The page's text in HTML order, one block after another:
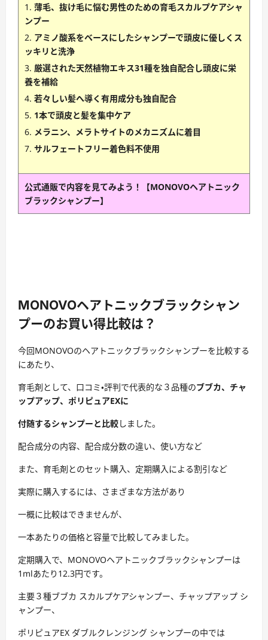
薄毛、抜け毛に悩む男性のための育毛スカルプケアシャ
ンプー
アミノ酸系をベースにしたシャンプーで頭皮に優しくス
ッキリと洗浄
厳選された天然植物エキス31種を独自配合し頭皮に栄
養を補給
若々しい髪へ導く有用成分も独自配合
1本で頭皮と髪を集中ケア
メラニン、メラトサイトのメカニズムに着目
サルフェートフリー着色料不使用
公式通販で内容を見てみよう！【MONOVOヘアトニック
ブラックシャンプー】
MONOVOヘアトニックブラックシャン
プーのお買い得比較は？
今回MONOVOのヘアトニックブラックシャンプーを比較する
にあたり、
育毛剤として、口コミ・評判で代表的な３品種のブブカ、チャ
ップアップ、ポリピュアEXに
付随するシャンプーと比較しました。
配合成分の内容、配合成分数の違い、使い方など
また、育毛剤とのセット購入、定期購入による割引など
実際に購入するには、さまざまな方法があり
一概に比較はできませんが、
一本あたりの価格と容量で比較してみました。
定期購入で、MONOVOヘアトニックブラックシャンプーは
1mlあたり12.3円です。
主要３種ブブカ スカルプケアシャンプー、チャップアップ シ
ャンプー、
ポリピュアEX ダブルクレンジング シャンプーの中では